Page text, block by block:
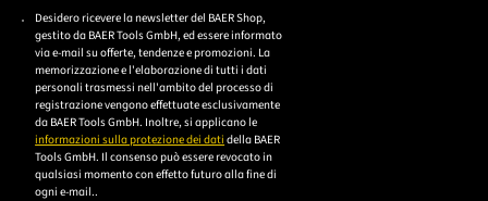
Bitte geben Sie eine gültige E-Mail-Adresse ein.
Desidero ricevere la newsletter del BAER Shop,
gestito da BAER Tools GmbH, ed essere informato
via e-mail su offerte, tendenze e promozioni. La
memorizzazione e l'elaborazione di tutti i dati
personali trasmessi nell'ambito del processo di
registrazione vengono effettuate esclusivamente
da BAER Tools GmbH. Inoltre, si applicano le
informazioni sulla protezione dei dati della BAER
Tools GmbH. Il consenso può essere revocato in
qualsiasi momento con effetto futuro alla fine di
ogni e-mail..